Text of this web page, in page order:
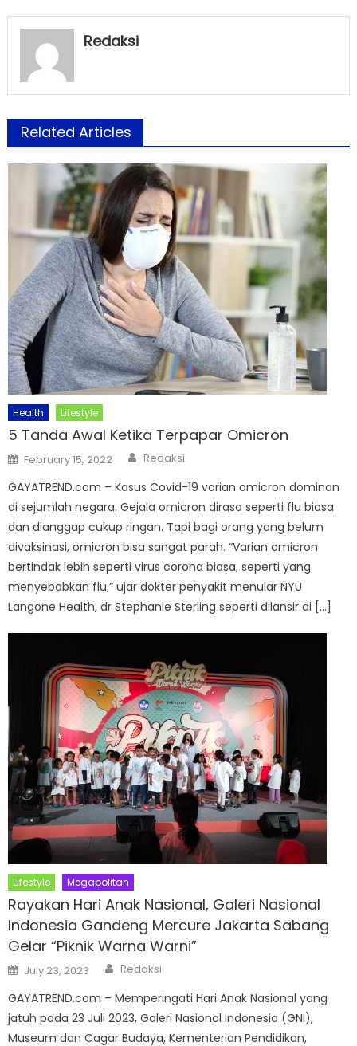
Redaksi
Related Articles
Health Lifestyle
5 Tanda Awal Ketika Terpapar Omicron
Posted
on
February 15, 2022 Author
Redaksi
GAYATREND.com – Kasus Covid-19 varian omicron dominan
di sejumlah negara. Gejala omicron dirasa seperti flu biasa
dan dianggap cukup ringan. Tapi bagi orang yang belum
divaksinasi, omicron bisa sangat parah. “Varian omicron
bertindak lebih seperti virus corona biasa, seperti yang
menyebabkan flu,” ujar dokter penyakit menular NYU
Langone Health, dr Stephanie Sterling seperti dilansir di […]
Lifestyle Megapolitan
Rayakan Hari Anak Nasional, Galeri Nasional
Indonesia Gandeng Mercure Jakarta Sabang
Gelar “Piknik Warna Warni”
Posted
on
July 23, 2023 Author
Redaksi
GAYATREND.com – Memperingati Hari Anak Nasional yang
jatuh pada 23 Juli 2023, Galeri Nasional Indonesia (GNI),
Museum dan Cagar Budaya, Kementerian Pendidikan,